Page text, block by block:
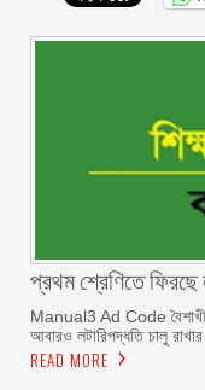
প্রথম শ্রেণিতে ফিরছে
Manual3 Ad Code বৈশাখী
আবারও লটারিপদ্ধতি চালু
READ MORE